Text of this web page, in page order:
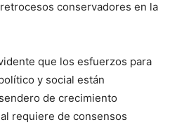
conservadores en la
que los esfuerzos para
y social están
de crecimiento
requiere de consensos